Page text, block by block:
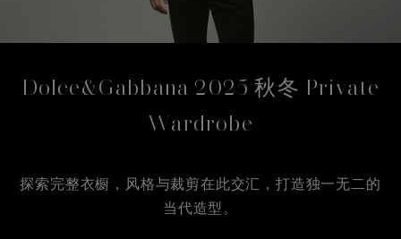
Dolce&Gabbana 2025 秋冬 Private
Wardrobe
探索完整衣橱，风格与裁剪在此交汇，打造独一无二的
当代造型。